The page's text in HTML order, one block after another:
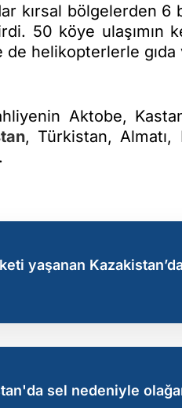
kırsal bölgelerden
50 köye ulaşımın
helikopterlerle
Aktobe,
, Türkistan,
yaşanan
sel nedeniyle